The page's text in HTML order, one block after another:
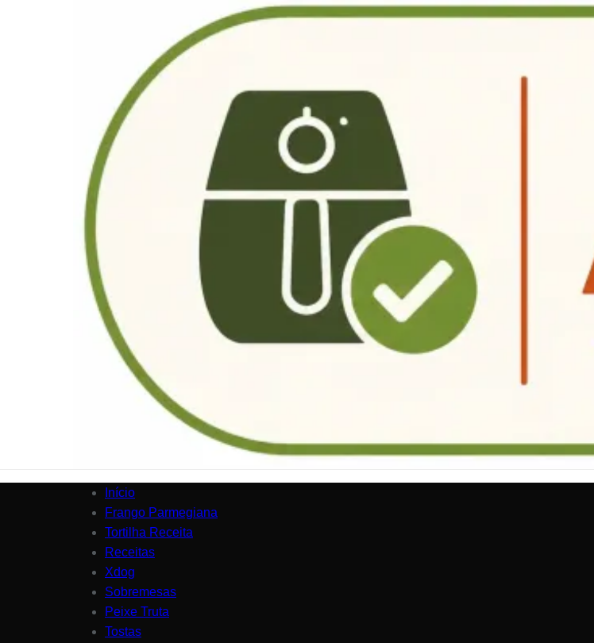
Início
Frango Parmegiana
Tortilha Receita
Receitas
Xdog
Sobremesas
Peixe Truta
Tostas